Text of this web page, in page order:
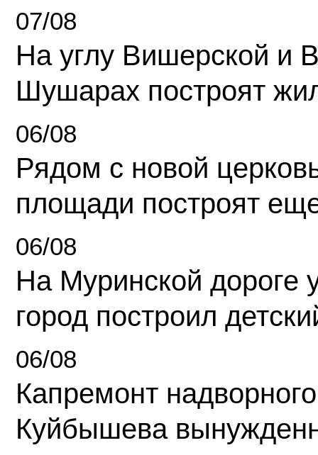
07/08
На углу Вишерской и
Шушарах построят
06/08
Рядом с новой
площади построят
06/08
На Муринской дороге
город построил
06/08
Капремонт
Куйбышева